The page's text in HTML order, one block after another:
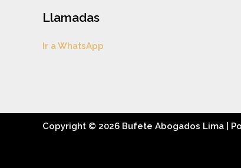
Llamadas
Ir a WhatsApp
Copyright © 2026 Bufete Abogados Lima |